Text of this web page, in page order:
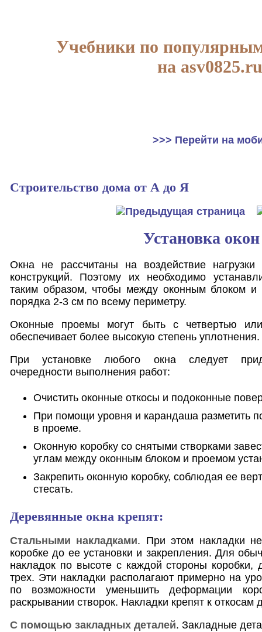
Учебники по
на asv0825.ru
>>> Перейти на
Строительство дома от А до Я
Установка окон
Окна не рассчитаны на воздействие
конструкций. Поэтому их необходимо
таким образом, чтобы между оконным блоком и
порядка 2-3 см по всему периметру.
Оконные проемы могут быть с четвертью или
обеспечивает более высокую степень уплотнения.
При установке любого окна следует
очередности выполнения работ:
Очистить оконные откосы и подоконные
При помощи уровня и карандаша разметить
в проеме.
Оконную коробку со снятыми створками
углам между оконным блоком и проемом
Закрепить оконную коробку, соблюдая ее
стесать.
Деревянные окна крепят:
Стальными накладками. При этом накладки
коробке до ее установки и закрепления. Для
накладок по высоте с каждой стороны коробки,
трех. Эти накладки располагают примерно на
по возможности уменьшить деформации
раскрывании створок. Накладки крепят к откосам
С помощью закладных деталей. Закладные